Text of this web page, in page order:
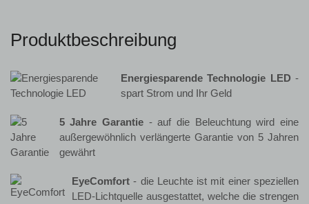
Produktbeschreibung
Energiesparende Technologie LED -
spart Strom und Ihr Geld
5 Jahre Garantie - auf die Beleuchtung wird eine
außergewöhnlich verlängerte Garantie von 5 Jahren
gewährt
EyeComfort - die Leuchte ist mit einer speziellen
LED-Lichtquelle ausgestattet, welche die strengen